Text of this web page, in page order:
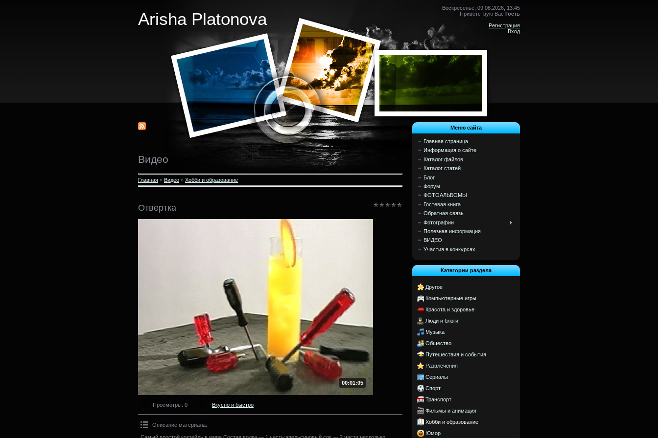
Arisha Platonova
Воскресенье, 09.08.2026, 13:45
Приветствую Вас Гость
Регистрация
Вход
Видео
Главная » Видео » Хобби и образование
Отвертка
00:01:05
Просмотры: 0 Вкусно и быстро
Описание материала:
Самый простой коктейль в мире.Состав:водка — 1 часть;апельсиновый сок — 2 части;несколько
Меню сайта
Главная страница
Информация о сайте
Каталог файлов
Каталог статей
Блог
Форум
ФОТОАЛЬБОМЫ
Гостевая книга
Обратная связь
Фотографии
Полезная информация
ВИДЕО
Участия в конкурсах
Категории раздела
Другое
Компьютерные игры
Красота и здоровье
Люди и блоги
Музыка
Общество
Путешествия и события
Развлечения
Сериалы
Спорт
Транспорт
Фильмы и анимация
Хобби и образование
Юмор